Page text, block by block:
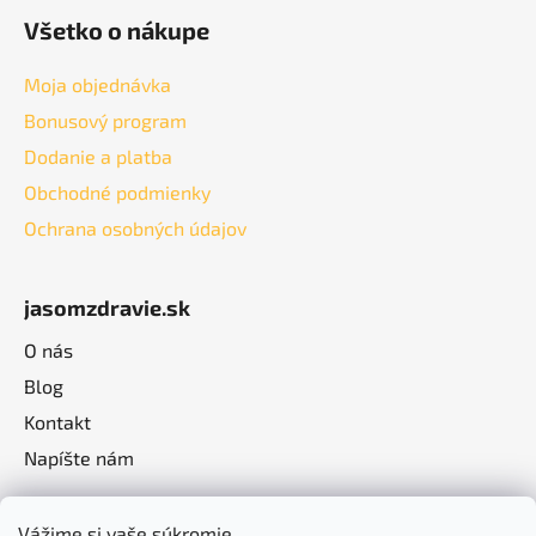
Všetko o nákupe
Moja objednávka
Bonusový program
Dodanie a platba
Obchodné podmienky
Ochrana osobných údajov
jasomzdravie.sk
O nás
Blog
Kontakt
Napíšte nám